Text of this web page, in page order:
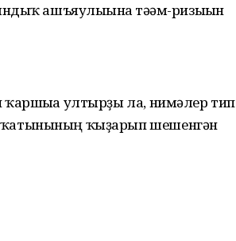
ашъяулығына тәғәм-ризығын
ҡаршыға ултырҙы ла, нимәлер тип
ҡатынының ҡыҙарып шешенгән